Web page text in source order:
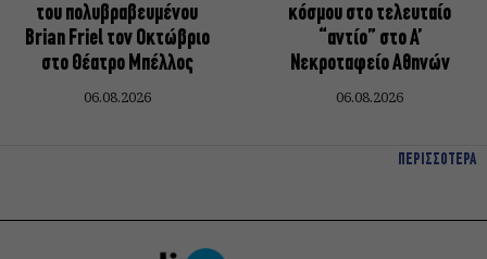
του πολυβραβευμένου
Brian Friel τον Οκτώβριο
στο Θέατρο Μπέλλος
06.08.2026
κόσμου στο τελευταίο
“αντίο” στο Α’
Νεκροταφείο Αθηνών
06.08.2026
ΠΕΡΙΣΣΟΤΕΡΑ